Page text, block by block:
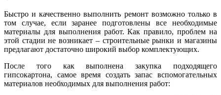
Быстро и качественно выполнить ремонт возможно только в
том случае, если заранее подготовлены все необходимые
материалы для выполнения работ. Как правило, проблем на
этой стадии не возникает – строительные рынки и магазины
предлагают достаточно широкий выбор комплектующих.
После того как выполнена закупка подходящего
гипсокартона, самое время создать запас вспомогательных
материалов необходимых для выполнения работ: